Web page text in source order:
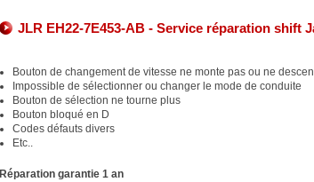
JLR EH22-7E453-AB - Service réparation shift
Bouton de changement de vitesse ne monte pas ou ne
Impossible de sélectionner ou changer le mode de conduite
Bouton de sélection ne tourne plus
Bouton bloqué en D
Codes défauts divers
Etc..
Réparation garantie 1 an